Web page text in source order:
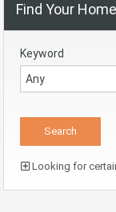
Find Your Home
Keyword
Looking for